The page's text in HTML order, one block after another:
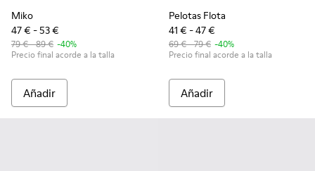
Miko
47 € - 53 €
79 € - 89 € -40%
Precio final acorde a la talla
Añadir
Pelotas Flota
41 € - 47 €
69 € - 79 € -40%
Precio final acorde a la talla
Añadir